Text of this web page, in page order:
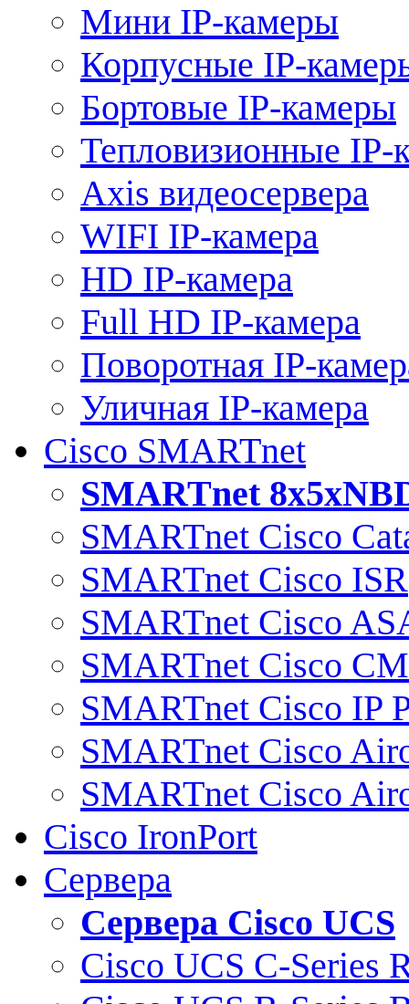
Мини IP-камеры
Корпусные IP-
Бортовые IP-камеры
Тепловизионные IP-
Axis видеосервера
WIFI IP-камера
HD IP-камера
Full HD IP-камера
Поворотная IP-
Уличная IP-камера
Cisco SMARTnet
SMARTnet
SMARTnet Cisco
SMARTnet Cisco ISR
SMARTnet Cisco
SMARTnet Cisco
SMARTnet Cisco IP
SMARTnet Cisco
SMARTnet Cisco
Cisco IronPort
Сервера
Сервера Cisco UCS
Cisco UCS C-Series